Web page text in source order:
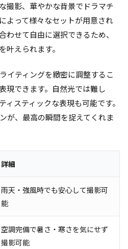
撮影、華やかな背景でドラマチ
よって様々なセットが用意され
わせて自由に選択できるため、
叶えられます。
イティングを緻密に調整するこ
現できます。自然光では難し
ィスティックな表現も可能です。
が、最高の瞬間を捉えてくれま
詳細
雨天・強風時でも安心して撮影可
能
空調完備で暑さ・寒さを気にせず
撮影可能